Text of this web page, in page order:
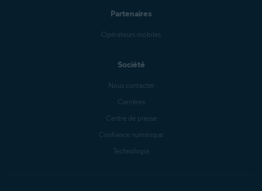
Partenaires
Opérateurs mobiles
Société
Nous contacter
Carrières
Centre de presse
Confiance numérique
Technologie